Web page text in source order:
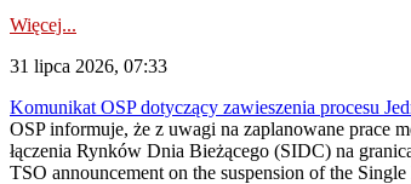
Więcej...
31 lipca 2026, 07:33
Komunikat OSP dotyczący zawieszenia procesu
OSP informuje, że z uwagi na zaplanowane prace
łączenia Rynków Dnia Bieżącego (SIDC) na
TSO announcement on the suspension of the